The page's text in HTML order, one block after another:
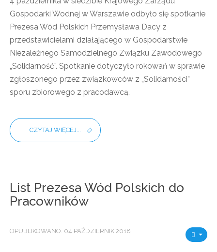
Gospodarki Wodnej w Warszawie odbyło się spotkanie
Prezesa Wód Polskich Przemysława Dacy z
przedstawicielami działającego w Gospodarstwie
Niezależnego Samodzielnego Związku Zawodowego
„Solidarność”. Spotkanie dotyczyło rokowań w sprawie
zgłoszonego przez związkowców z „Solidarności”
sporu zbiorowego z pracodawcą.
CZYTAJ WIĘCEJ...
List Prezesa Wód Polskich do
Pracowników
OPUBLIKOWANO: 04 PAŹDZIERNIK 2018